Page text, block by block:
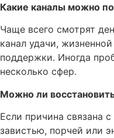
Какие каналы можно
Чаще всего смотрят
канал удачи,
поддержки. Иногда
несколько сфер.
Можно ли
Если причина связана
завистью, порчей или